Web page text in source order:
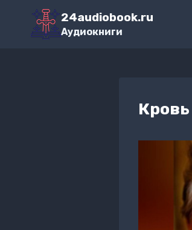
Перейти
содержимому
24audiobook.ru
Аудиокниги